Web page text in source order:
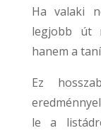
Ha valaki
legjobb út
hanem a
Ez
le a